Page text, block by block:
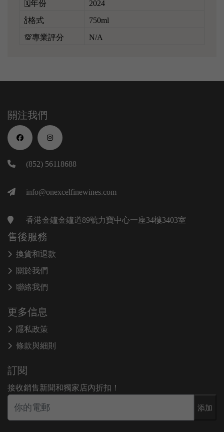
🗓️年份 2024
🍾格式 750ml
💯專業評分 N/A
關注我們
(852) 56118688
info@onexcelfinewines.com
香港金鐘金鐘道89號力寶中心一座34樓3403室
售後服務
換貨和退款
關於我們
聯絡我們
更多信息
隱私政策
條款與細則
訂閱
接收銷售新聞和獨家店內折扣！
添加